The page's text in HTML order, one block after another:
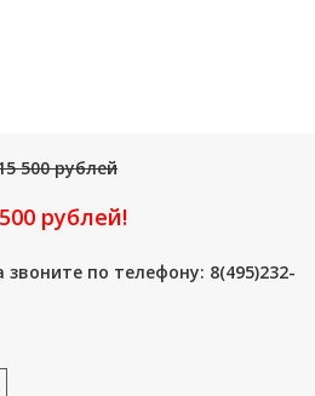
500 рублей
рублей!
по телефону: 8(495)232-